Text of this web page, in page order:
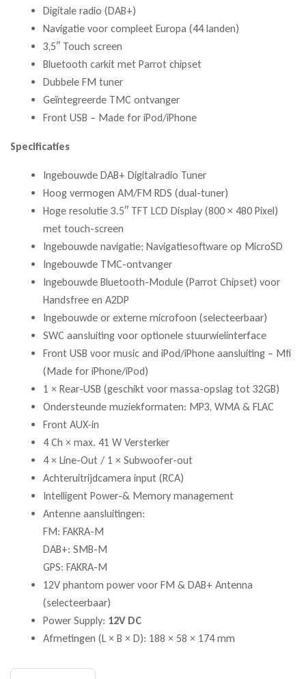
Digitale radio (DAB+)
Navigatie voor compleet Europa (44 landen)
3,5″ Touch screen
Bluetooth carkit met Parrot chipset
Dubbele FM tuner
Geïntegreerde TMC ontvanger
Front USB – Made for iPod/iPhone
Specificaties
Ingebouwde DAB+ Digitalradio Tuner
Hoog vermogen AM/FM RDS (dual-tuner)
Hoge resolutie 3.5″ TFT LCD Display (800 × 480 Pixel)
met touch-screen
Ingebouwde navigatie; Navigatiesoftware op MicroSD
Ingebouwde TMC-ontvanger
Ingebouwde Bluetooth-Module (Parrot Chipset) voor
Handsfree en A2DP
Ingebouwde or externe microfoon (selecteerbaar)
SWC aansluiting voor optionele stuurwielinterface
Front USB voor music and iPod/iPhone aansluiting – Mfi
(Made for iPhone/iPod)
1 × Rear-USB (geschikt voor massa-opslag tot 32GB)
Ondersteunde muziekformaten: MP3, WMA & FLAC
Front AUX-in
4 Ch × max. 41 W Versterker
4 × Line-Out / 1 × Subwoofer-out
Achteruitrijdcamera input (RCA)
Intelligent Power-& Memory management
Antenne aansluitingen:
FM: FAKRA-M
DAB+: SMB-M
GPS: FAKRA-M
12V phantom power voor FM & DAB+ Antenna
(selecteerbaar)
Power Supply: 12V DC
Afmetingen (L × B × D): 188 × 58 × 174 mm